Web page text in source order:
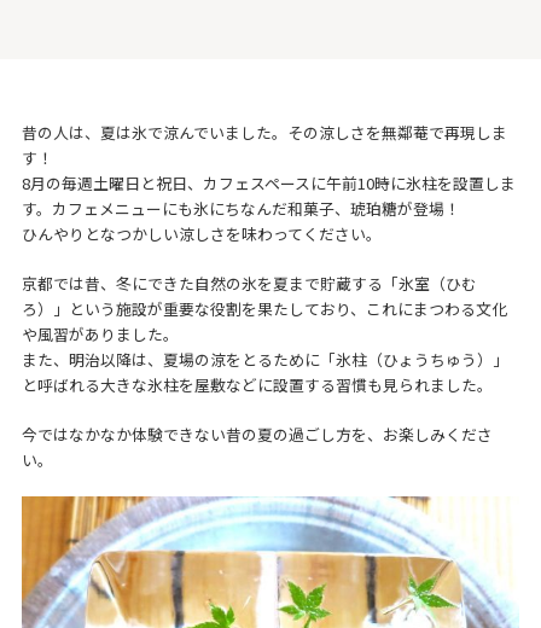
昔の人は、夏は氷で涼んでいました。その涼しさを無鄰菴で再現しま
す！
8月の毎週土曜日と祝日、カフェスペースに午前10時に氷柱を設置しま
す。カフェメニューにも氷にちなんだ和菓子、琥珀糖が登場！
ひんやりとなつかしい涼しさを味わってください。
京都では昔、冬にできた自然の氷を夏まで貯蔵する「氷室（ひむ
ろ）」という施設が重要な役割を果たしており、これにまつわる文化
や風習がありました。
また、明治以降は、夏場の涼をとるために「氷柱（ひょうちゅう）」
と呼ばれる大きな氷柱を屋敷などに設置する習慣も見られました。
今ではなかなか体験できない昔の夏の過ごし方を、お楽しみくださ
い。